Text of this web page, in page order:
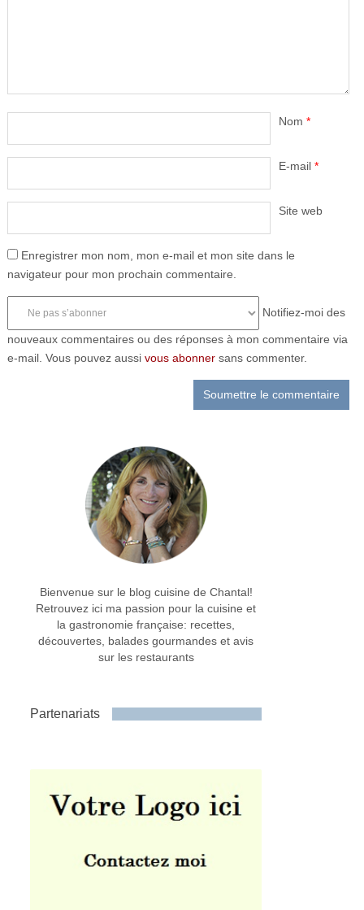
Nom *
E-mail *
Site web
Enregistrer mon nom, mon e-mail et mon site dans le
navigateur pour mon prochain commentaire.
Notifiez-moi des
nouveaux commentaires ou des réponses à mon commentaire via
e-mail. Vous pouvez aussi vous abonnersans commenter.
Bienvenue sur le blog cuisine de Chantal!
Retrouvez ici ma passion pour la cuisine et
la gastronomie française: recettes,
découvertes, balades gourmandes et avis
sur les restaurants
Partenariats